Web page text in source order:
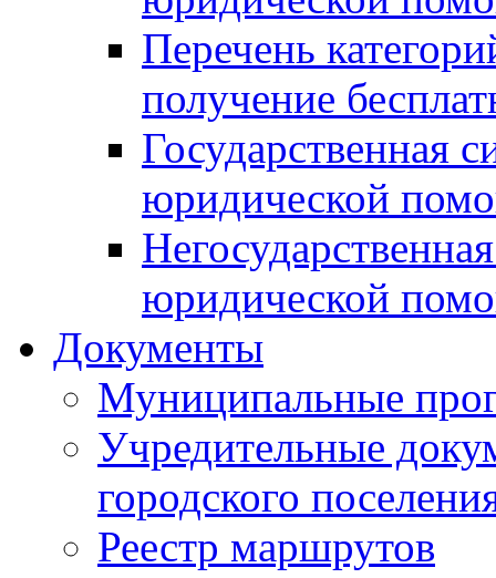
Перечень
получение
Государственная
юридической
юридической
Документы
Муниципальные
Учредительные
городского
Реестр маршрутов